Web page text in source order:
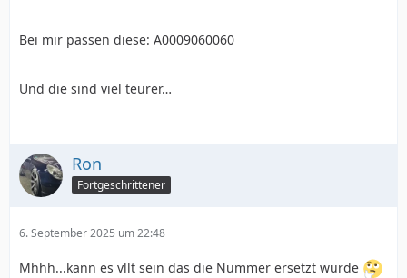
Bei mir passen diese: A0009060060
Und die sind viel teurer…
Ron
Fortgeschrittener
6. September 2025 um 22:48
Mhhh...kann es vllt sein das die Nummer ersetzt wurde